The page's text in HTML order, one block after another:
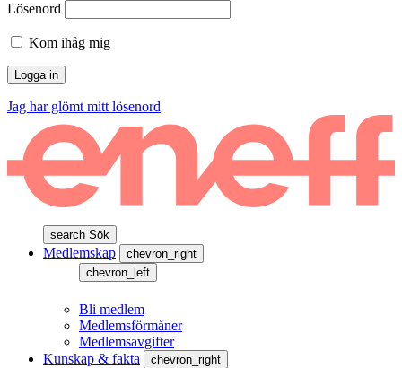
Lösenord
Kom ihåg mig
Jag har glömt mitt lösenord
search Sök
Medlemskap
chevron_right
chevron_left
Bli medlem
Medlemsförmåner
Medlemsavgifter
Kunskap & fakta
chevron_right